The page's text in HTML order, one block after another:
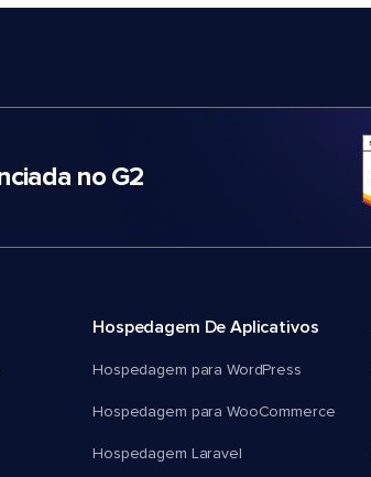
no G2
Hospedagem De Aplicativos
Hospedagem para WordPress
Hospedagem para WooCommerce
Hospedagem Laravel